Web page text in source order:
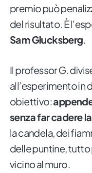
premio può
del risultato. È
Sam Glucksberg.
Il professor G.
all’esperimento in
obiettivo:
senza far cadere
la candela, dei
delle puntine,
vicino al muro.